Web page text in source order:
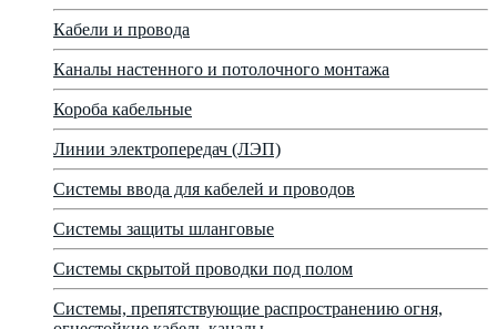
Кабели и провода
Каналы настенного и потолочного монтажа
Короба кабельные
Линии электропередач (ЛЭП)
Системы ввода для кабелей и проводов
Системы защиты шланговые
Системы скрытой проводки под полом
Системы, препятствующие распространению огня,